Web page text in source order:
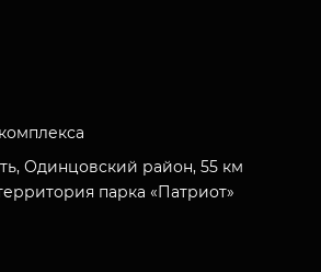
Одинцовский район, 55 км
парка «Патриот»